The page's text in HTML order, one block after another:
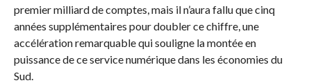
premier milliard de comptes, mais il n’aura fallu que cinq
années supplémentaires pour doubler ce chiffre, une
accélération remarquable qui souligne la montée en
puissance de ce service numérique dans les économies du
Sud.